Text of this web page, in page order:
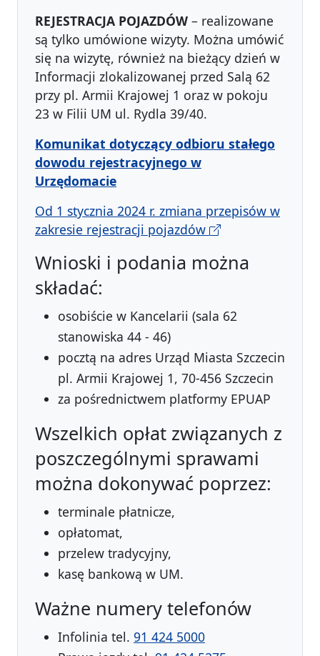
REJESTRACJA POJAZDÓW – realizowane
są tylko umówione wizyty. Można umówić
się na wizytę, również na bieżący dzień w
Informacji zlokalizowanej przed Salą 62
przy pl. Armii Krajowej 1 oraz w pokoju
23 w Filii UM ul. Rydla 39/40.
Komunikat dotyczący odbioru stałego
dowodu rejestracyjnego w
Urzędomacie
Od 1 stycznia 2024 r. zmiana przepisów w
zakresie rejestracji pojazdów
Wnioski i podania można
składać:
osobiście w Kancelarii (sala 62
stanowiska 44 - 46)
pocztą na adres Urząd Miasta Szczecin
pl. Armii Krajowej 1, 70-456 Szczecin
za pośrednictwem platformy EPUAP
Wszelkich opłat związanych z
poszczególnymi sprawami
można dokonywać poprzez:
terminale płatnicze,
opłatomat,
przelew tradycyjny,
kasę bankową w UM.
Ważne numery telefonów
Infolinia tel. 91 424 5000